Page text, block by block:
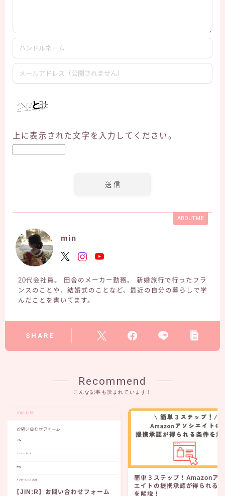
上に表示された文字を入力してください。
ABOUT ME
min
20代会社員。 田舎のメーカー勤務。 新婚旅行で行ったフラ
ンスのことや、結婚式のことなど、最近の自分の暮らしで学
んだことを書いてます。
SHARE
Recommend
こんな記事も読まれています！
【JIN:R】お問い合わせフォーム
簡単３ステップ！Amazonア
エイトの提携承認が得られる
を解説！